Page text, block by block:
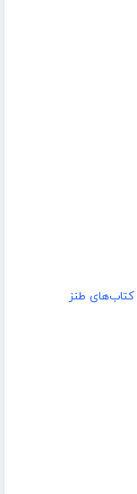
کتاب‌های طنز